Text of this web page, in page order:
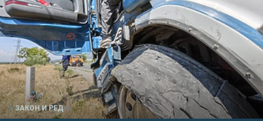
ЗАКОН И РЕД